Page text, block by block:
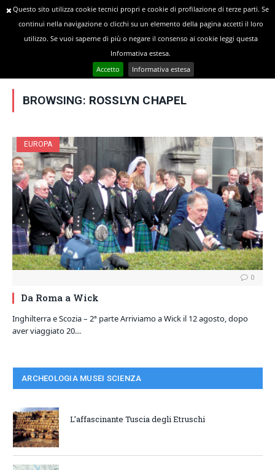
Posts Tagged "Rosslyn Chapel"
BROWSING: ROSSLYN CHAPEL
EUROPA
0
Da Roma a Wick
Inghilterra e Scozia – 2ª parte Arriviamo a Wick il 12 agosto, dopo
aver viaggiato 20…
ARCHEOLOGIA MUSEI SCIENZA
L’affascinante Tuscia degli Etruschi
Questo sito utilizza cookie tecnici propri e cookie di profilazione di terze parti. Se
continui nella navigazione o clicchi su un elemento della pagina accetti il loro
utilizzo. Se vuoi saperne di più o negare il consenso ai cookie leggi questa
Informativa estesa.
Accetto
Informativa estesa